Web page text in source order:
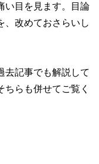
い目を見ます。目論
、改めておさらいし
去記事でも解説して
らも併せてご覧く